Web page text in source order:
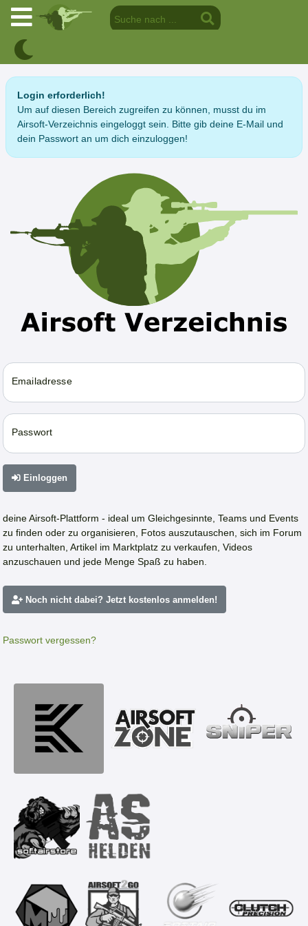
Login erforderlich!
Um auf diesen Bereich zugreifen zu können, musst du im
Airsoft-Verzeichnis eingeloggt sein. Bitte gib deine E-Mail und
dein Passwort an um dich einzuloggen!
Emailadresse
Passwort
Einloggen
deine Airsoft-Plattform - ideal um Gleichgesinnte, Teams und Events
zu finden oder zu organisieren, Fotos auszutauschen, sich im Forum
zu unterhalten, Artikel im Marktplatz zu verkaufen, Videos
anzuschauen und jede Menge Spaß zu haben.
Noch nicht dabei? Jetzt kostenlos anmelden!
Passwort vergessen?